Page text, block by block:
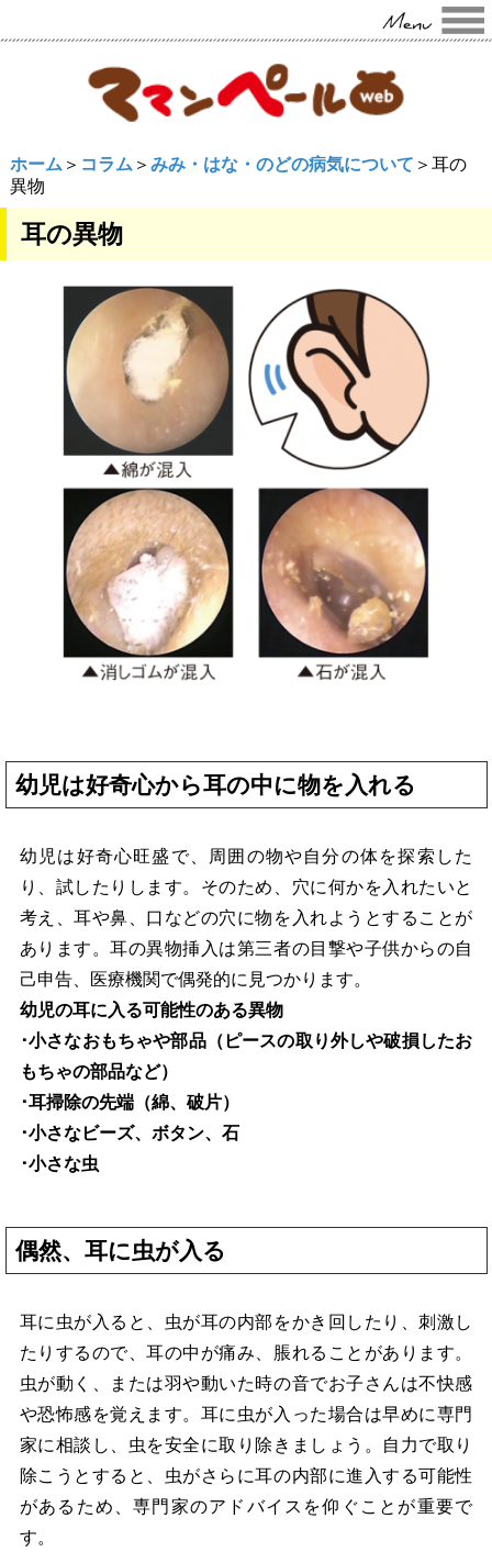
ホーム ＞ コラム ＞ みみ・はな・のどの病気について ＞耳の
異物
耳の異物
幼児は好奇心から耳の中に物を入れる
幼児は好奇心旺盛で、周囲の物や自分の体を探索した
り、試したりします。そのため、穴に何かを入れたいと
考え、耳や鼻、口などの穴に物を入れようとすることが
あります。耳の異物挿入は第三者の目撃や子供からの自
己申告、医療機関で偶発的に見つかります。
幼児の耳に入る可能性のある異物
･小さなおもちゃや部品（ピースの取り外しや破損したお
もちゃの部品など）
･耳掃除の先端（綿、破片）
･小さなビーズ、ボタン、石
･小さな虫
偶然、耳に虫が入る
耳に虫が入ると、虫が耳の内部をかき回したり、刺激し
たりするので、耳の中が痛み、脹れることがあります。
虫が動く、または羽や動いた時の音でお子さんは不快感
や恐怖感を覚えます。耳に虫が入った場合は早めに専門
家に相談し、虫を安全に取り除きましょう。自力で取り
除こうとすると、虫がさらに耳の内部に進入する可能性
があるため、専門家のアドバイスを仰ぐことが重要で
す。